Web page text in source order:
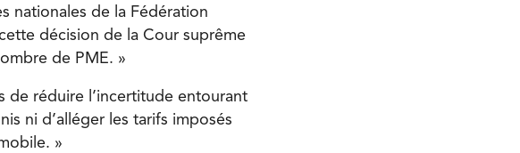
nationales de la Fédération
décision de la Cour suprême
de PME. »
de réduire l’incertitude entourant
ni d’alléger les tarifs imposés
»